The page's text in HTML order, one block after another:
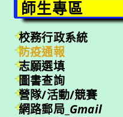
師生專區
校務行政系統
防疫通報
志願選填
圖書查詢
營隊/活動/競賽
網路郵局_ Gmail